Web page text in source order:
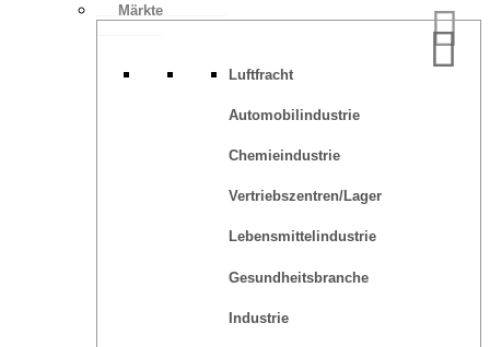
Märkte
Luftfracht
Automobilindustrie
Chemieindustrie
Vertriebszentren/Lager
Lebensmittelindustrie
Gesundheitsbranche
Industrie